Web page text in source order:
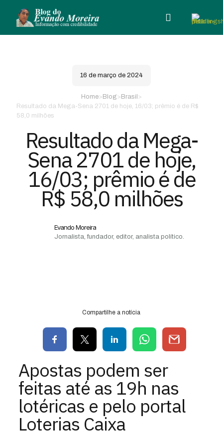
16 de março de 2024
Home> Blog> Brasil >
Resultado da Mega-Sena 2701 de hoje, 16/03; prêmio é de R$
58,0 milhões
Resultado da Mega-
Sena 2701 de hoje,
16/03; prêmio é de
R$ 58,0 milhões
Evando Moreira
Jornalista, fundador, editor, analista político.
Compartilhe a notícia
Apostas podem ser
feitas até as 19h nas
lotéricas e pelo portal
Loterias Caixa